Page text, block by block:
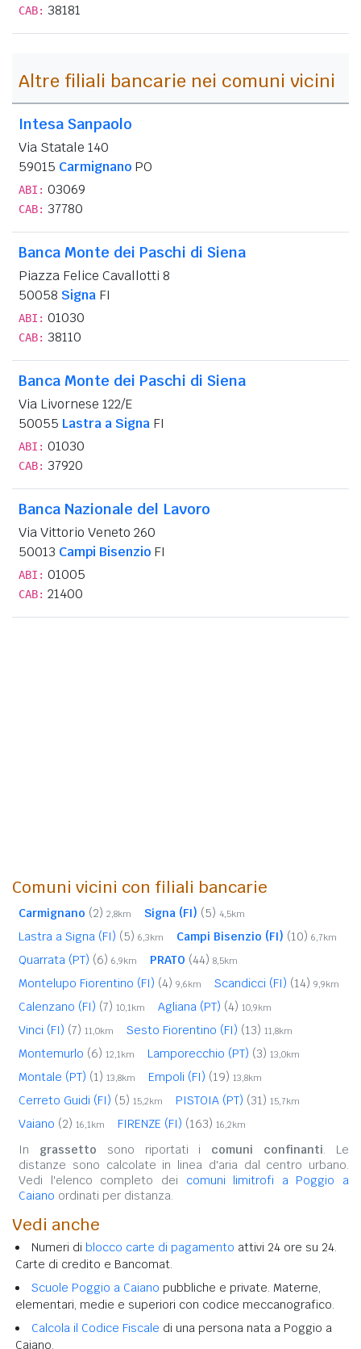
CAB: 38181
Altre filiali bancarie nei comuni vicini
Intesa Sanpaolo
Via Statale 140
59015 Carmignano PO
ABI: 03069
CAB: 37780
Banca Monte dei Paschi di Siena
Piazza Felice Cavallotti 8
50058 Signa FI
ABI: 01030
CAB: 38110
Banca Monte dei Paschi di Siena
Via Livornese 122/E
50055 Lastra a Signa FI
ABI: 01030
CAB: 37920
Banca Nazionale del Lavoro
Via Vittorio Veneto 260
50013 Campi Bisenzio FI
ABI: 01005
CAB: 21400
Comuni vicini con filiali bancarie
Carmignano (2) 2,8km Signa (FI) (5) 4,5km
Lastra a Signa (FI) (5) 6,3km Campi Bisenzio (FI) (10) 6,7km
Quarrata (PT) (6) 6,9km PRATO (44) 8,5km
Montelupo Fiorentino (FI) (4) 9,6km Scandicci (FI) (14) 9,9km
Calenzano (FI) (7) 10,1km Agliana (PT) (4) 10,9km
Vinci (FI) (7) 11,0km Sesto Fiorentino (FI) (13) 11,8km
Montemurlo (6) 12,1km Lamporecchio (PT) (3) 13,0km
Montale (PT) (1) 13,8km Empoli (FI) (19) 13,8km
Cerreto Guidi (FI) (5) 15,2km PISTOIA (PT) (31) 15,7km
Vaiano (2) 16,1km FIRENZE (FI) (163) 16,2km
In grassetto sono riportati i comuni confinanti. Le
distanze sono calcolate in linea d'aria dal centro urbano.
Vedi l'elenco completo dei comuni limitrofi a Poggio a
Caiano ordinati per distanza.
Vedi anche
Numeri di blocco carte di pagamento attivi 24 ore su 24.
Carte di credito e Bancomat.
Scuole Poggio a Caiano pubbliche e private. Materne,
elementari, medie e superiori con codice meccanografico.
Calcola il Codice Fiscale di una persona nata a Poggio a
Caiano.